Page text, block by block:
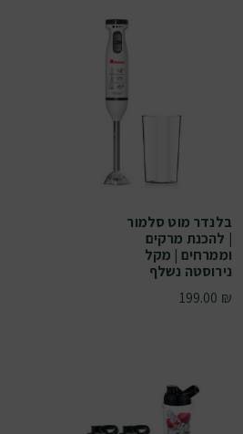
בלנדר מוט סלמור
| להכנת מרקים
וממרחים | מקל
נירוסטה נשלף
199.00 ₪